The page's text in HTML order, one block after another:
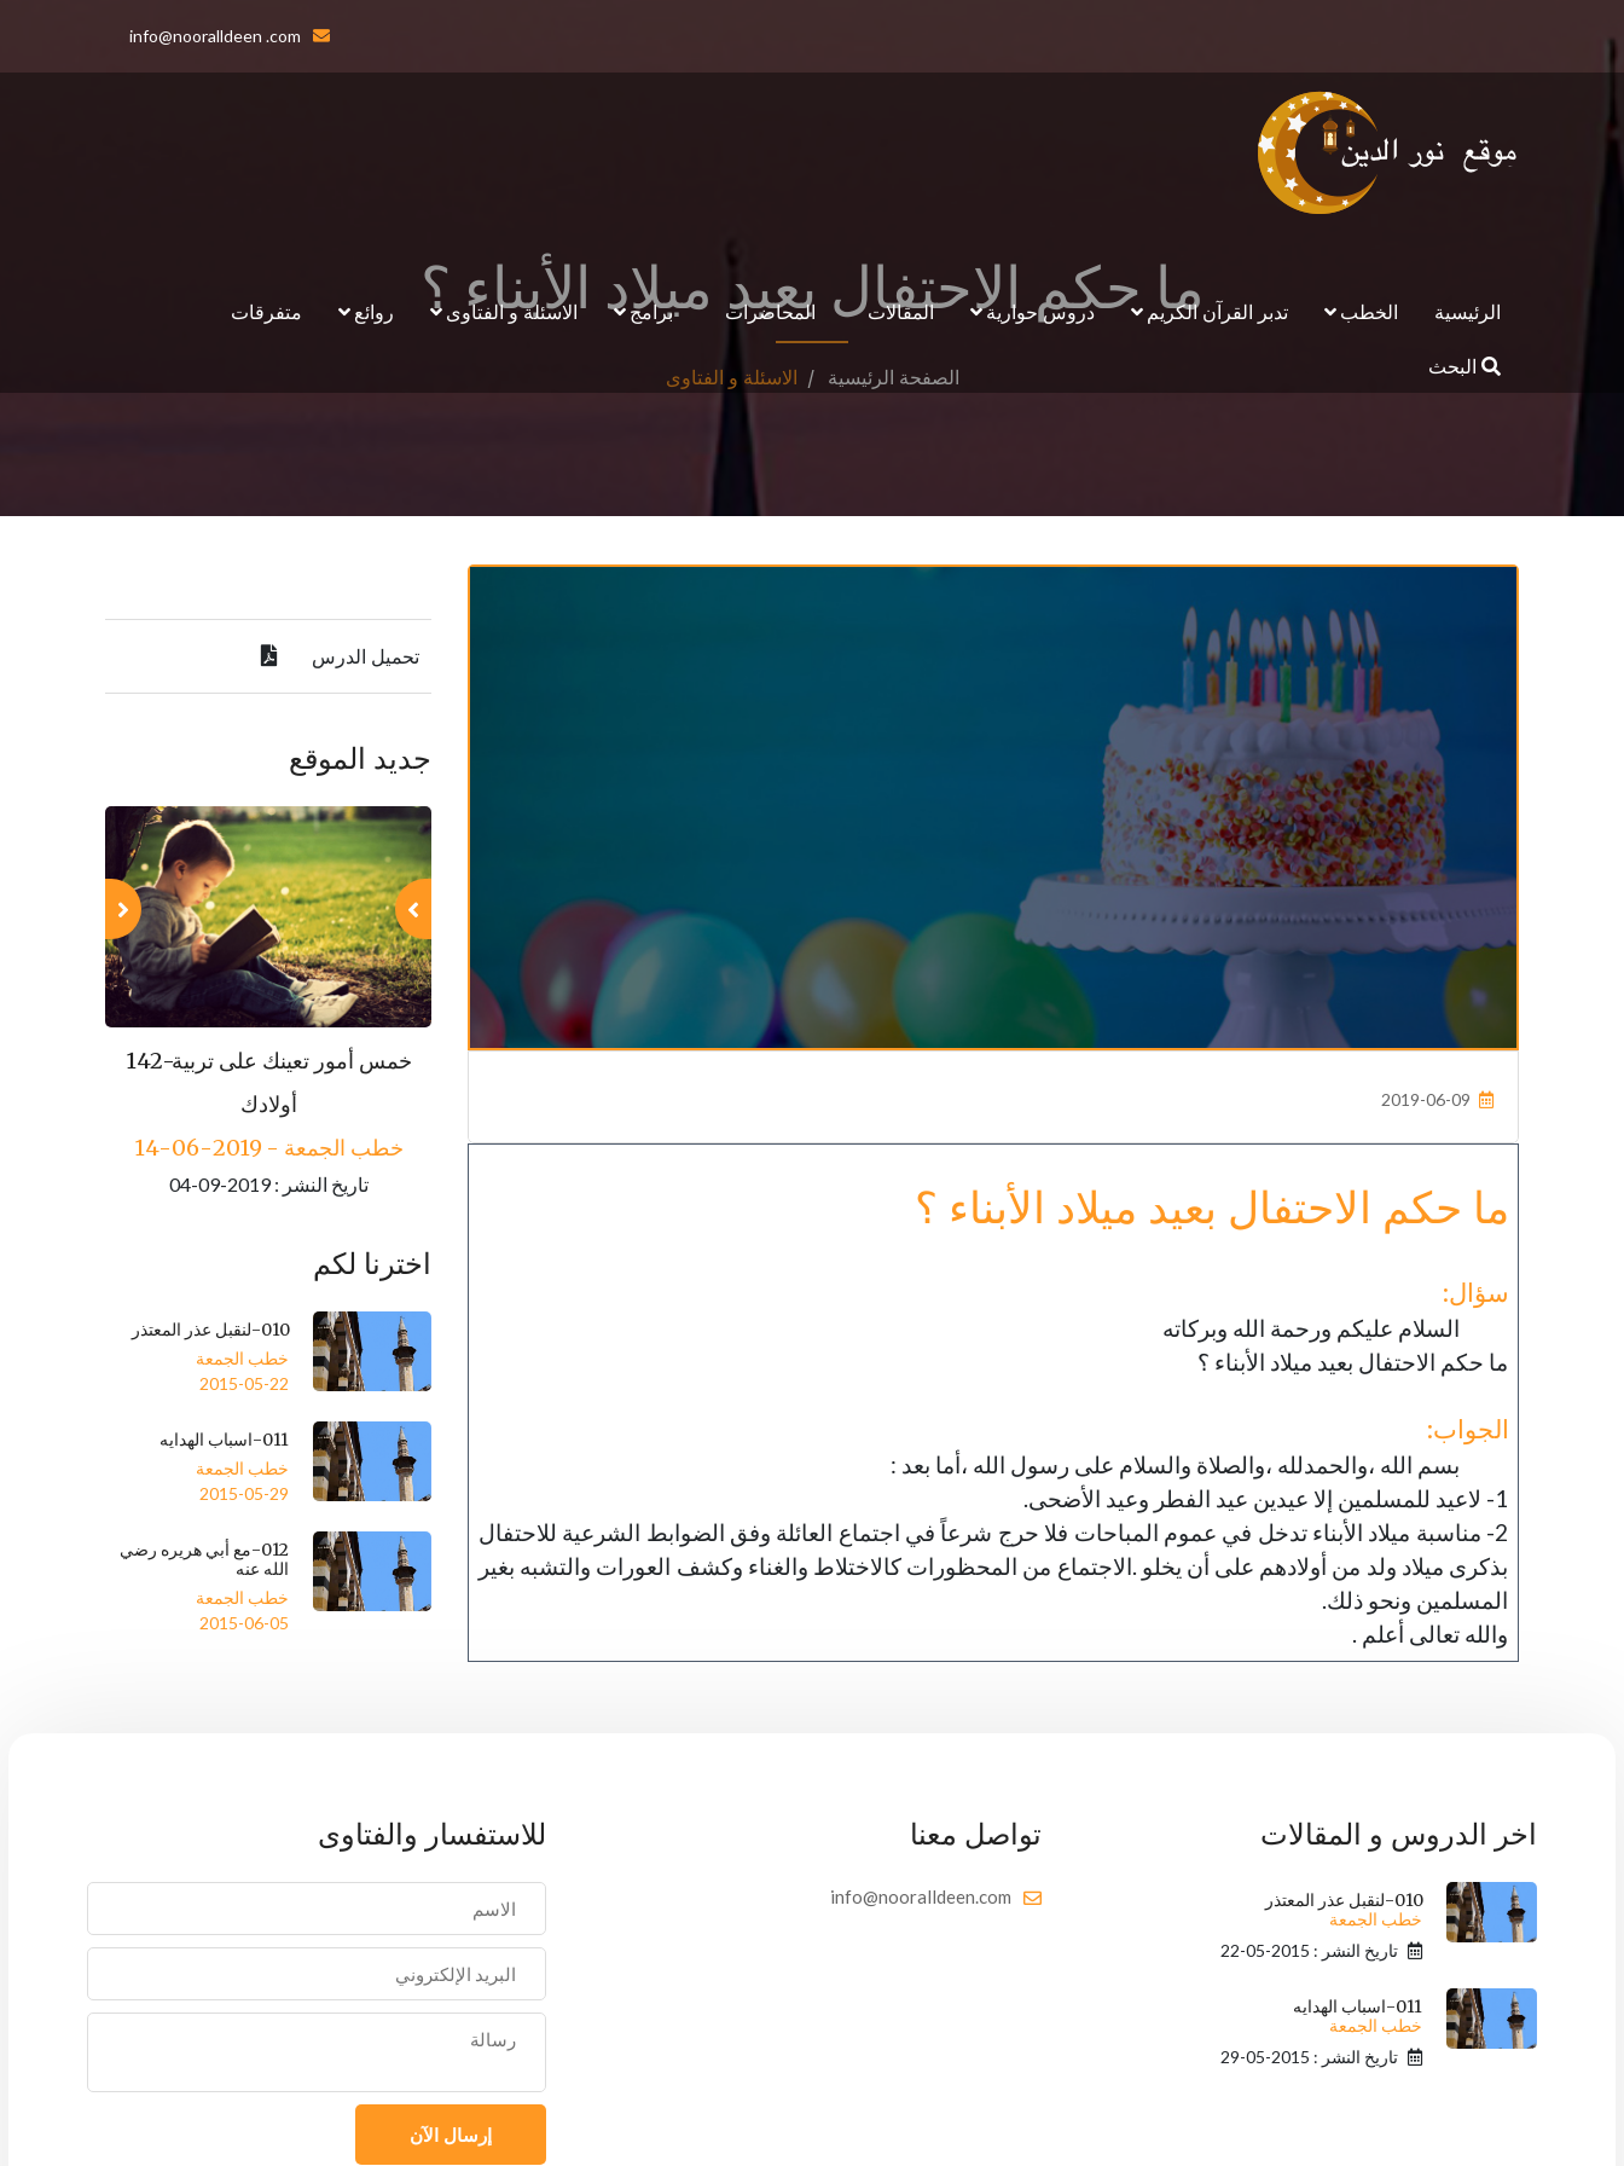
info@nooralldeen .com
الرئيسية الخطب تدبر القرآن الكريم دروس حوارية المقالات المحاضرات برامج الاسئلة و الفتاوى روائع متفرقات
البحث
ما حكم الاحتفال بعيد ميلاد الأبناء ؟
الصفحة الرئيسية الاسئلة و الفتاوى
2019-06-09
ما حكم الاحتفال بعيد ميلاد الأبناء ؟
سؤال:
السلام عليكم ورحمة الله وبركاته
ما حكم الاحتفال بعيد ميلاد الأبناء ؟
الجواب:
بسم الله ،والحمدلله ،والصلاة والسلام على رسول الله ،أما بعد :
1- لاعيد للمسلمين إلا عيدين عيد الفطر وعيد الأضحى.
2- مناسبة ميلاد الأبناء تدخل في عموم المباحات فلا حرج شرعاً في اجتماع العائلة وفق الضوابط الشرعية للاحتفال
بذكرى ميلاد ولد من أولادهم على أن يخلو .الاجتماع من المحظورات كالاختلاط والغناء وكشف العورات والتشبه بغير
المسلمين ونحو ذلك.
والله تعالى أعلم .
تحميل الدرس
جديد الموقع
142-خمس أمور تعينك على تربية
أولادك
خطب الجمعة - 2019-06-14
تاريخ النشر : 2019-09-04
143-مكارم الأخلاق
خطب الجمعة - 2019-06-21
تاريخ النشر : 2019-09-04
144-حفظ العقل
تاريخ النشر : 2019-09-04
142-خمس أمور تعينك على تربية
خطب الجمعة - 2019-06-14
تاريخ النشر : 2019-09-04
143-مكارم الأخلاق
خطب الجمعة - 2019-06-21
تاريخ النشر : 2019-09-04
اخترنا لكم
010-لنقبل عذر المعتذر
خطب الجمعة
2015-05-22
011-اسباب الهدايه
خطب الجمعة
2015-05-29
012-مع أبي هريره رضي
الله عنه
خطب الجمعة
2015-06-05
اخر الدروس و المقالات
010-لنقبل عذر المعتذر
خطب الجمعة
تاريخ النشر : 2015-05-22
011-اسباب الهدايه
خطب الجمعة
تاريخ النشر : 2015-05-29
تواصل معنا
info@nooralldeen.com
للاستفسار والفتاوى
إرسال الآن